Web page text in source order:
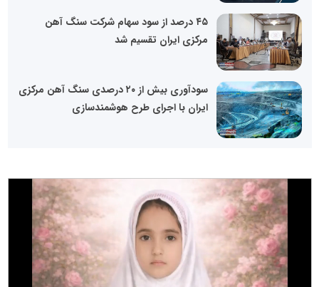
۴۵ درصد از سود سهام شرکت سنگ آهن
مرکزی ایران تقسیم شد
سودآوری بیش از ۲۰ درصدی سنگ آهن مرکزی
ایران با اجرای طرح هوشمندسازی